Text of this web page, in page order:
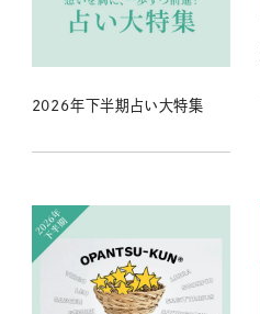
2026年下半期占い大特集